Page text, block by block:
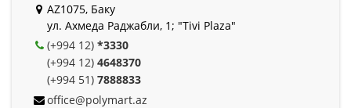
AZ1075, Баку
ул. Ахмеда Раджабли, 1; "Tivi Plaza"
(+994 12) *3330
(+994 12) 4648370
(+994 51) 7888833
office@polymart.az